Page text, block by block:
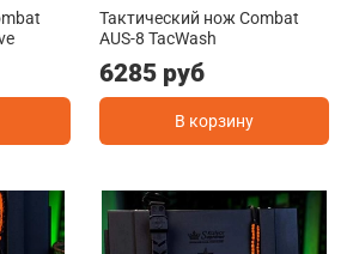
Тактический нож Combat
AUS-8 TacWash
6285 руб
В корзину